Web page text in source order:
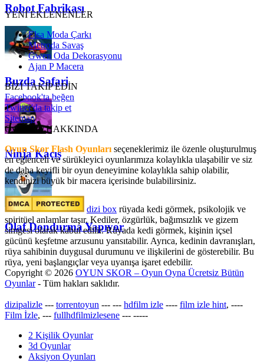
Robot Fabrikası
Buzda Safari
Ninja Kaçış
Olaf Dondurma Yapıyor
YENİ EKLENENLER
Elsa Moda Çarkı
Metroda Savaş
Gwen Oda Dekorasyonu
Ajan P Macera
BİZİ TAKİP EDİN
Facebook'ta beğen
Twitter'da takip et
Sitemap
OyunSkor HAKKINDA
Oyun Skor Flash Oyunları seçeneklerimiz ile özenle oluşturulmuş
en eğlenceli ve sürükleyici oyunlarımıza kolaylıkla ulaşabilir ve siz
de daha keyifli bir oyun deneyimine kolaylıkla sahip olabilir,
kendinizi büyük bir macera içerisinde bulabilirsiniz.
dizi box rüyada kedi görmek​, psikolojik ve
spiritüel anlamlar taşır. Kediler, özgürlük, bağımsızlık ve gizem
simgesi olarak kabul edilir. Rüyada kedi görmek, kişinin içsel
gücünü keşfetme arzusunu yansıtabilir. Ayrıca, kedinin davranışları,
rüya sahibinin duygusal durumunu ve ilişkilerini de gösterebilir. Bu
rüya, yeni başlangıçlar veya uyanışa işaret edebilir.
Copyright © 2026 OYUN SKOR – Oyun Oyna Ücretsiz Bütün
Oyunlar- Tüm hakları saklıdır.
dizipalizle --- torrentoyun --- --- hdfilm izle ---- film izle hint, ----
Film İzle, --- fullhdfilmizlesene --- -----
2 Kişilik Oyunlar
3d Oyunlar
Aksiyon Oyunları